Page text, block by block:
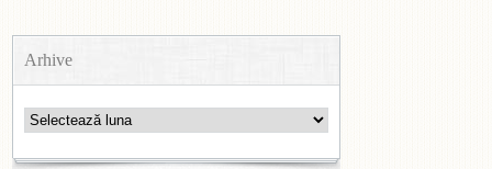
Arhive
Arhive